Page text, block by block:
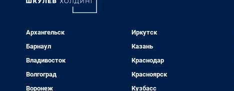
Архангельск
Барнаул
Владивосток
Волгоград
Воронеж
Иркутск
Казань
Краснодар
Красноярск
Кузбасс